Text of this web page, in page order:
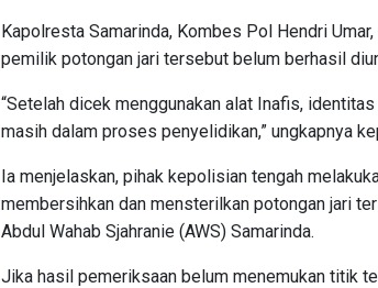
Kapolresta Samarinda, Kombes Pol Hendri
pemilik potongan jari tersebut belum berhasil
“Setelah dicek menggunakan alat Inafis,
masih dalam proses penyelidikan,” ungkapnya
Ia menjelaskan, pihak kepolisian tengah
membersihkan dan mensterilkan potongan jari
Abdul Wahab Sjahranie (AWS) Samarinda.
Jika hasil pemeriksaan belum menemukan titik